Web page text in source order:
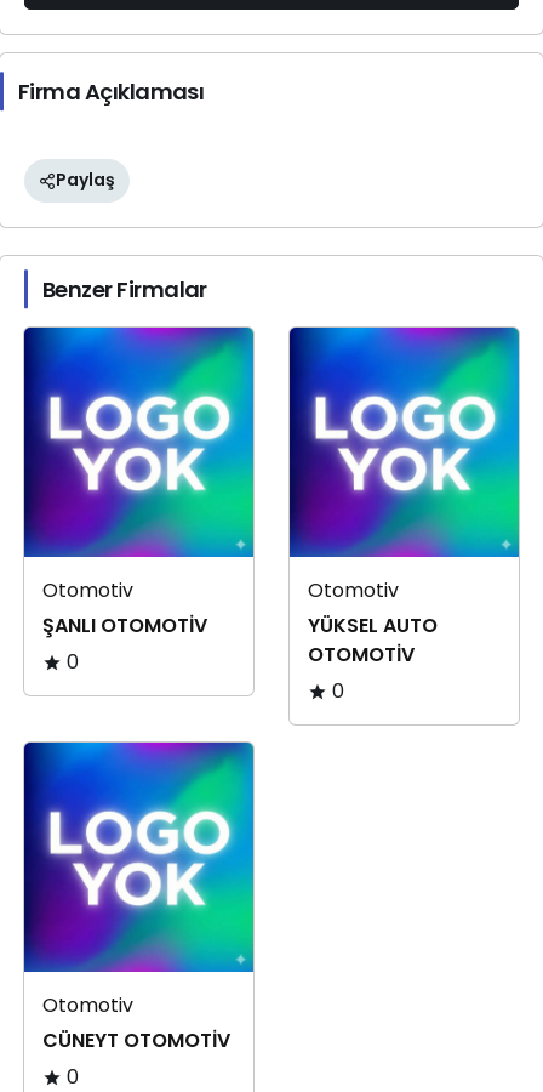
Firma Açıklaması
Paylaş
Benzer Firmalar
Otomotiv
ŞANLI OTOMOTİV
0
Otomotiv
YÜKSEL AUTO
OTOMOTİV
0
Otomotiv
CÜNEYT OTOMOTİV
0